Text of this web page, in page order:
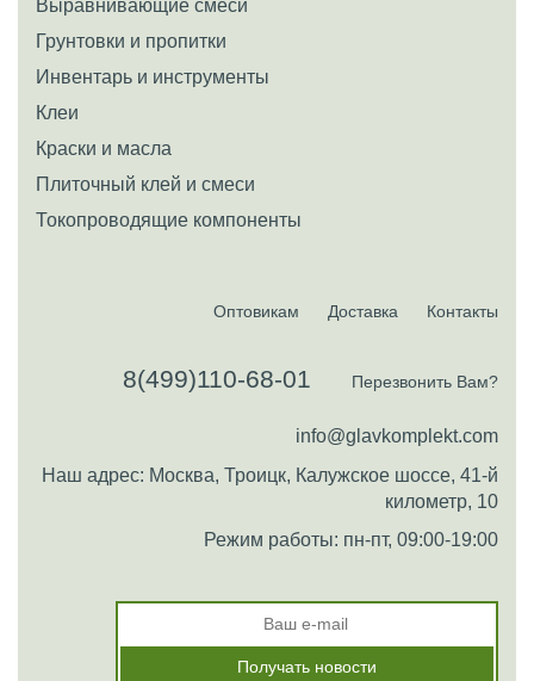
Выравнивающие смеси
Грунтовки и пропитки
Инвентарь и инструменты
Клеи
Краски и масла
Плиточный клей и смеси
Токопроводящие компоненты
Оптовикам Доставка Контакты
8(499)110-68-01 Перезвонить Вам?
info@glavkomplekt.com
Наш адрес: Москва, Троицк, Калужское шоссе, 41-й
километр, 10
Режим работы: пн-пт, 09:00-19:00